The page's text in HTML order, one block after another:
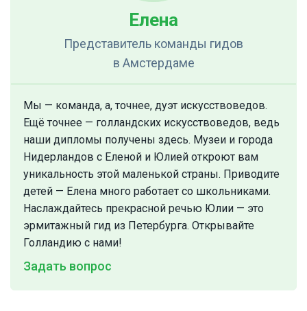
Елена
Представитель команды гидов
в Амстердаме
Мы — команда, а, точнее, дуэт искусствоведов.
Ещё точнее — голландских искусствоведов, ведь
наши дипломы получены здесь. Музеи и города
Нидерландов с Еленой и Юлией откроют вам
уникальность этой маленькой страны. Приводите
детей — Елена много работает со школьниками.
Наслаждайтесь прекрасной речью Юлии — это
эрмитажный гид из Петербурга. Открывайте
Голландию с нами!
Задать вопрос